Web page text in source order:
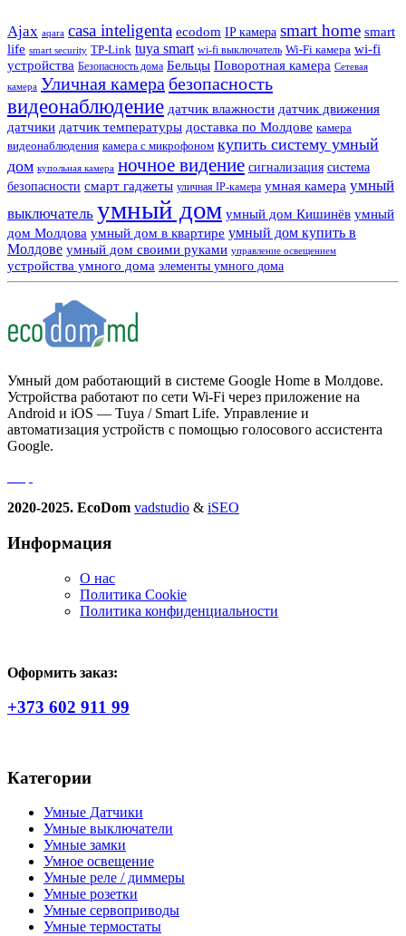
Ajax aqara casa inteligenta ecodom IP камера smart home smart
life smart security TP-Link tuya smart wi-fi выключатель Wi-Fi камера wi-fi
устройства Безопасность дома Бельцы Поворотная камера Сетевая
камера Уличная камера безопасность
видеонаблюдение датчик влажности датчик движения
датчики датчик температуры доставка по Молдове камера
видеонаблюдения камера с микрофоном купить систему умный
дом купольная камера ночное видение сигнализация система
безопасности смарт гаджеты уличная IP-камера умная камера умный
выключатель умный дом умный дом Кишинёв умный
дом Молдова умный дом в квартире умный дом купить в
Молдове умный дом своими руками управление освещением
устройства умного дома элементы умного дома
Умный дом работающий в системе Google Home в Молдове.
Устройства работают по сети Wi-Fi через приложение на
Android и iOS — Tuya / Smart Life. Управление и
автоматизация устройств с помощью голосового ассистента
Google.
2020-2025. EcoDom vadstudio & iSEO
Информация
О нас
Политика Сookie
Политика конфиденциальности
Оформить заказ:
+373 602 911 99
Категории
Умные Датчики
Умные выключатели
Умные замки
Умное освещение
Умные реле / диммеры
Умные розетки
Умные сервоприводы
Умные термостаты